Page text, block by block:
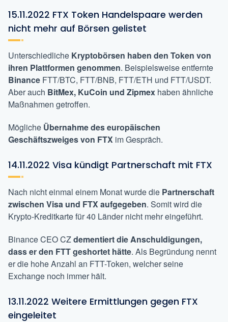
15.11.2022 FTX Token Handelspaare werden
nicht mehr auf Börsen gelistet
Unterschiedliche Kryptobörsen haben den Token von
ihren Plattformen genommen. Beispielsweise entfernte
Binance FTT/BTC, FTT/BNB, FTT/ETH und FTT/USDT.
Aber auch BitMex, KuCoin und Zipmex haben ähnliche
Maßnahmen getroffen.
Mögliche Übernahme des europäischen
Geschäftszweiges von FTX im Gespräch.
14.11.2022 Visa kündigt Partnerschaft mit FTX
Nach nicht einmal einem Monat wurde die Partnerschaft
zwischen Visa und FTX aufgegeben. Somit wird die
Krypto-Kreditkarte für 40 Länder nicht mehr eingeführt.
Binance CEO CZdementiert die Anschuldigungen,
dass er den FTT geshortet hätte. Als Begründung nennt
er die hohe Anzahl an FTT-Token, welcher seine
Exchange noch immer hält.
13.11.2022 Weitere Ermittlungen gegen FTX
eingeleitet